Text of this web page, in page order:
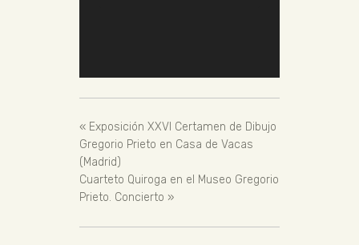
« Exposición XXVI Certamen de Dibujo
Gregorio Prieto en Casa de Vacas
(Madrid)
Cuarteto Quiroga en el Museo Gregorio
Prieto. Concierto »